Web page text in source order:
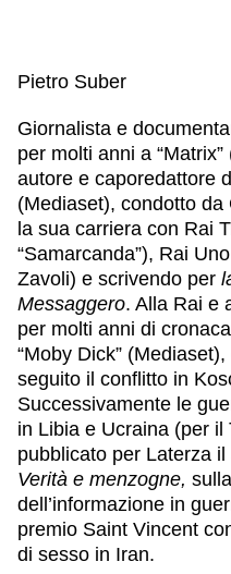
Pietro Suber
Giornalista e
per molti anni a
autore e caporedattore
(Mediaset), condotto
la sua carriera con Rai
“Samarcanda”), Rai
Zavoli) e scrivendo per
Messaggero. Alla Rai e
per molti anni di
“Moby Dick”
seguito il conflitto in
Successivamente le
in Libia e Ucraina (per
pubblicato per Laterza il
Verità e menzogne,
dell’informazione in
premio Saint Vincent
di sesso in Iran.